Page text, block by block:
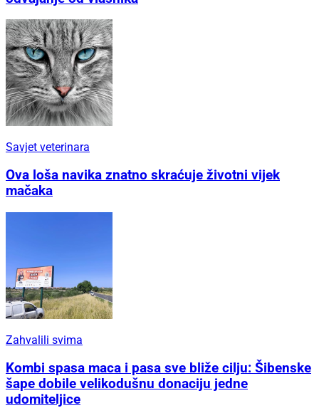
Savjet veterinara
Ova loša navika znatno skraćuje životni vijek
mačaka
Zahvalili svima
Kombi spasa maca i pasa sve bliže cilju: Šibenske
šape dobile velikodušnu donaciju jedne
udomiteljice